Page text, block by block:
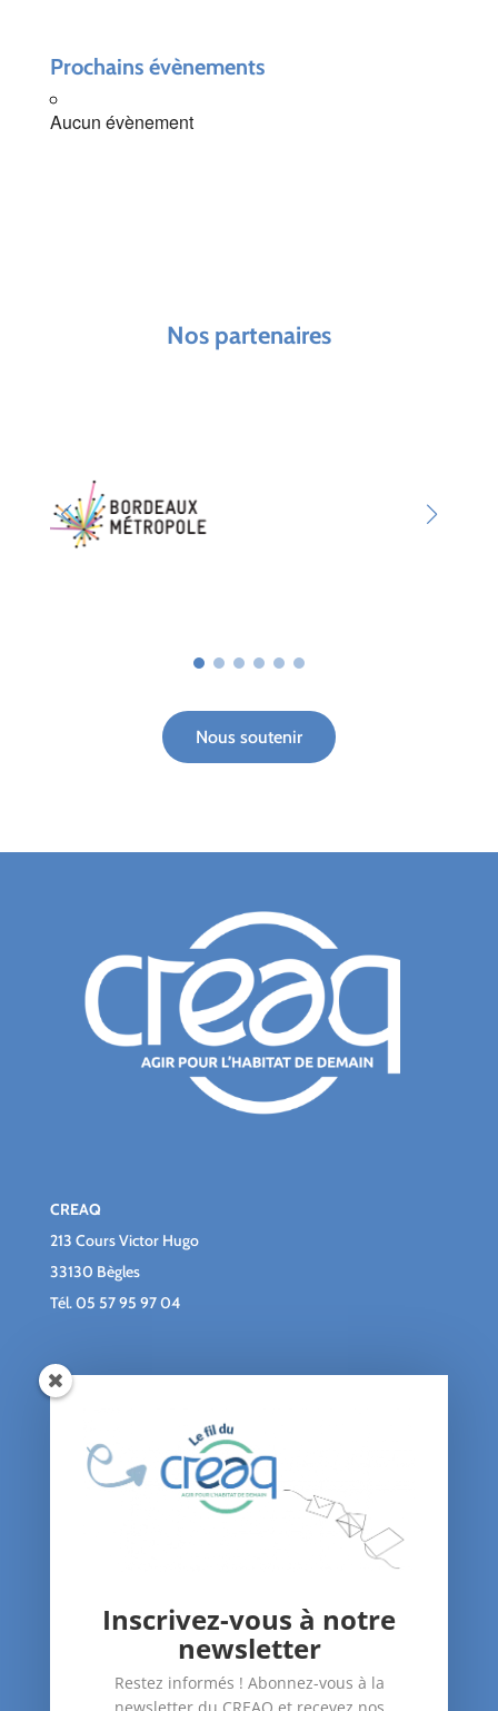
Prochains évènements
Aucun évènement
Nos partenaires
Nous soutenir
CREAQ
213 Cours Victor Hugo
33130 Bègles
Tél.05 57 95 97 04
Qui sommes-nous ?
Agenda
Santé dans le logement
Inscrivez-vous à notre
newsletter
Restez informés ! Abonnez-vous à la